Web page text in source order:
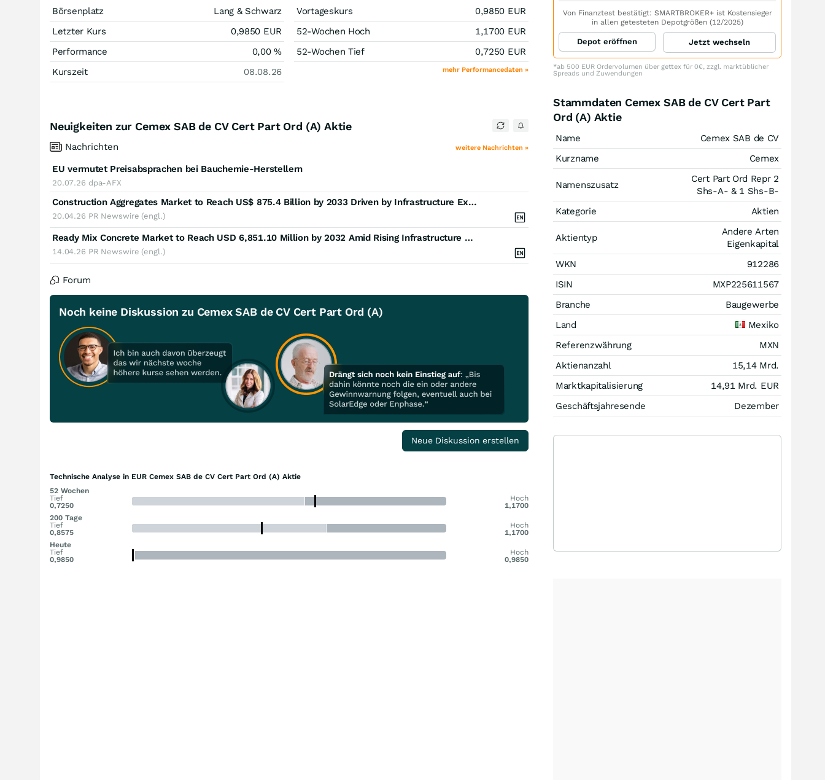
Börsenplatz
Lang & Schwarz
Letzter Kurs
0,9850 EUR
Performance
0,00%
Kurszeit
08.08.26
Vortageskurs 0,9850 EUR
52-Wochen Hoch
1,1700 EUR
52-Wochen Tief
0,7250 EUR
mehr Performancedaten »
Neuigkeiten zur Cemex SAB de CV Cert Part Ord (A) Aktie
Nachrichten weitere Nachrichten »
EU vermutet Preisabsprachen bei Bauchemie-Herstellern
20.07.26 dpa-AFX
Construction Aggregates Market to Reach US$ 875.4 Billion by 2033 Driven by Infrastructure Expansion and Sustainable Material Adoption - Persistence Market Research
20.04.26 PR Newswire (engl.)
Ready Mix Concrete Market to Reach USD 6,851.10 Million by 2032 Amid Rising Infrastructure Spending, Urban Housing Development, and Growing Demand for Low-Carbon Concrete Solutions - Credence Research
14.04.26 PR Newswire (engl.)
Forum
Noch keine Diskussion zu Cemex SAB de CV Cert Part Ord (A)
Neue Diskussion erstellen
Technische Analyse in EUR Cemex SAB de CV Cert Part Ord (A) Aktie
52 Wochen
Tief
0,7250
Hoch
1,1700
200 Tage
Tief
0,8575
Hoch
1,1700
Heute
Tief
0,9850
Hoch
0,9850
Von Finanztest bestätigt: SMARTBROKER+ ist Kostensieger
in allen getesteten Depotgrößen (12/2025)
Depot eröffnen Jetzt wechseln
*ab 500 EUR Ordervolumen über gettex für 0€, zzgl. marktüblicher
Spreads und Zuwendungen
Stammdaten Cemex SAB de CV Cert Part
Ord (A) Aktie
Name
Cemex SAB de CV
Kurzname
Cemex
Namenszusatz
Cert Part Ord Repr 2
Shs-A- & 1 Shs-B-
Kategorie
Aktien
Aktientyp
Andere Arten
Eigenkapital
WKN
912286
ISIN
MXP225611567
Branche
Baugewerbe
Land
Mexiko
Referenzwährung
MXN
Aktienanzahl
15,14 Mrd.
Marktkapitalisierung
14,91 Mrd. EUR
Geschäftsjahresende
Dezember